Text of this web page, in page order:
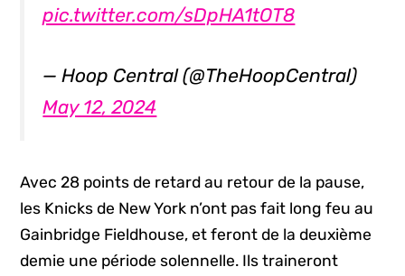
pic.twitter.com/sDpHA1tOT8
— Hoop Central (@TheHoopCentral)
May 12, 2024
Avec 28 points de retard au retour de la pause,
les Knicks de New York n’ont pas fait long feu au
Gainbridge Fieldhouse, et feront de la deuxième
demie une période solennelle. Ils traineront